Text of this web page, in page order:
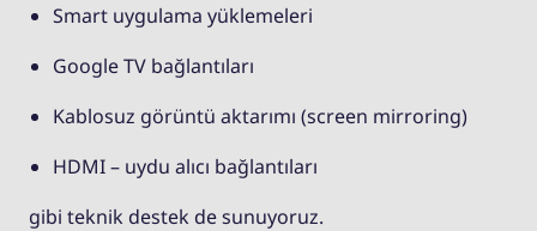
Smart uygulama yüklemeleri
Google TV bağlantıları
Kablosuz görüntü aktarımı (screen mirroring)
HDMI – uydu alıcı bağlantıları
gibi teknik destek de sunuyoruz.